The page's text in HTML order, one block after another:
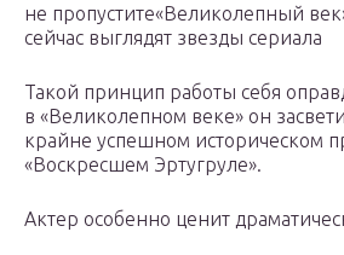
не пропустите«Великолепный
сейчас выглядят звезды сериала
Такой принцип работы себя
в «Великолепном веке» он
крайне успешном историческом
«Воскресшем Эртугруле».
Актер особенно ценит